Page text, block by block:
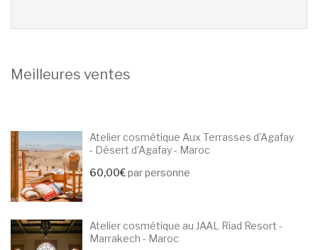
Meilleures ventes
Atelier cosmétique Aux Terrasses d'Agafay
- Désert d'Agafay - Maroc
60,00€par personne
Atelier cosmétique au JAAL Riad Resort -
Marrakech - Maroc